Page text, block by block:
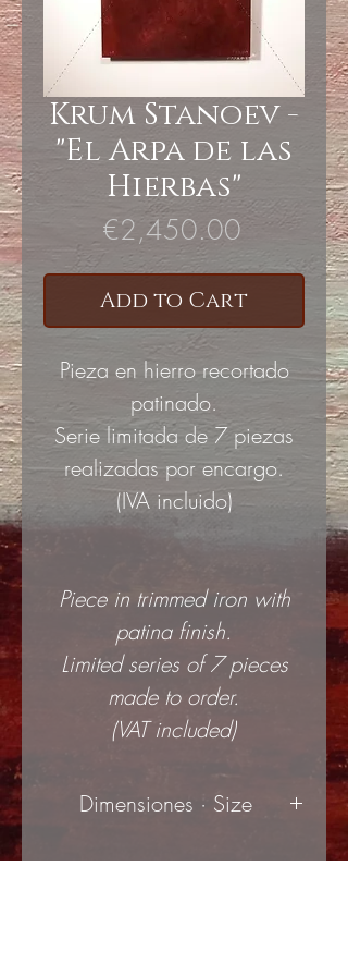
Krum Stanoev -
"El Arpa de las
Hierbas"
€2,450.00Price
Add to Cart
Pieza en hierro recortado
patinado.
Serie limitada de 7 piezas
realizadas por encargo.
(IVA incluido)
Piece in trimmed iron with
patina finish.
Limited series of 7 pieces
made to order.
(VAT included)
Dimensiones · Size